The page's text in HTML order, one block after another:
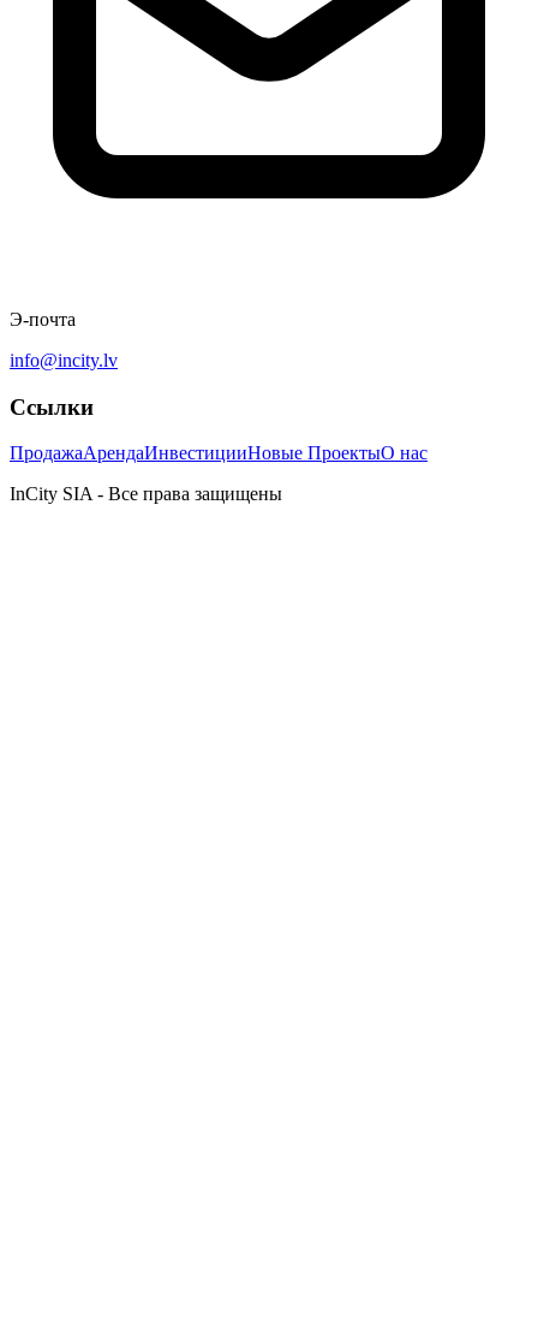
Э-почта
info@incity.lv
Ссылки
ПродажаАрендаИнвестицииНовые ПроектыО нас
InCity SIA - Все права защищены